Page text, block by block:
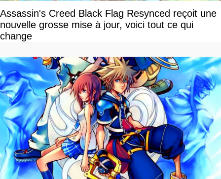
Assassin's Creed Black Flag Resynced reçoit une
nouvelle grosse mise à jour, voici tout ce qui
change